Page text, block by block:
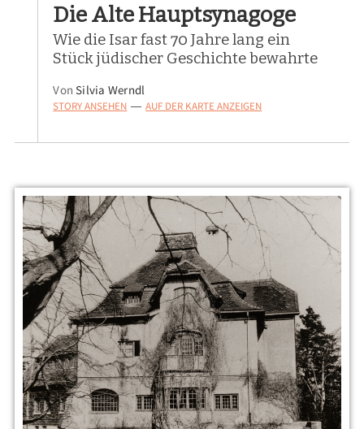
Die Alte Hauptsynagoge
Wie die Isar fast 70 Jahre lang ein
Stück jüdischer Geschichte bewahrte
VonSilvia Werndl
STORY ANSEHEN — AUF DER KARTE ANZEIGEN